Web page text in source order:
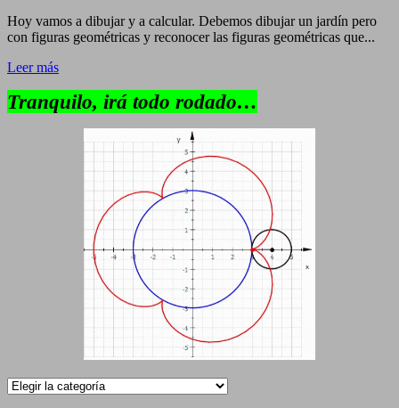
Hoy vamos a dibujar y a calcular. Debemos dibujar un jardín pero
con figuras geométricas y reconocer las figuras geométricas que...
Leer más
Tranquilo, irá todo rodado…
Categorías